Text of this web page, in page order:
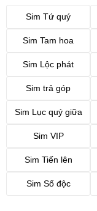
Sim Tứ quý
Sim Tam hoa
Sim Lộc phát
Sim trả góp
Sim Lục quý giữa
Sim VIP
Sim Tiến lên
Sim Số độc